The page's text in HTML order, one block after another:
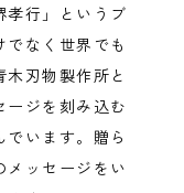
孝行」というブ
なく世界でも
刃物製作所と
ジを刻み込む
います。贈ら
ッセージをい